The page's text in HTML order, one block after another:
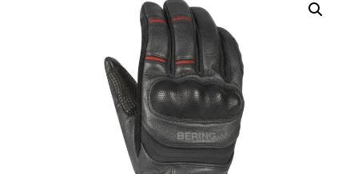
Guide d’achat